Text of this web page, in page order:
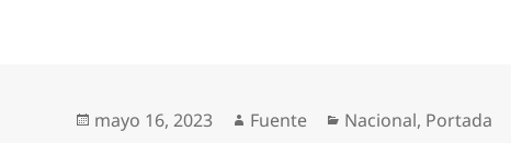
Publicado
mayo 16, 2023 Autor
Fuente Categorías
Nacional, Portada